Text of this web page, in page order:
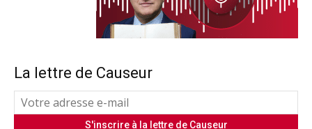
La lettre de Causeur